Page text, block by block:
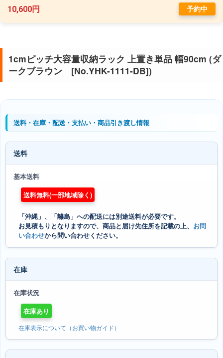
10,600円 予約中
1cmピッチ大容量収納ラック 上置き単品 幅90cm (ダ
ークブラウン [No.YHK-1111-DB])
送料・在庫・配送・支払い・商品引き渡し情報
送料
基本送料
送料無料(一部地域除く)
「沖縄」、「離島」への配送には別途送料が必要です。
お見積もりとなりますので、商品と届け先住所を記載の上、 お問
い合わせから問い合わせください。
在庫
在庫状況
在庫あり
在庫表示について（お買い物ガイド）